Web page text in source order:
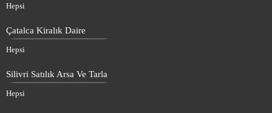
Hepsi
Çatalca Kiralık Daire
Hepsi
Silivri Satılık Arsa Ve Tarla
Hepsi